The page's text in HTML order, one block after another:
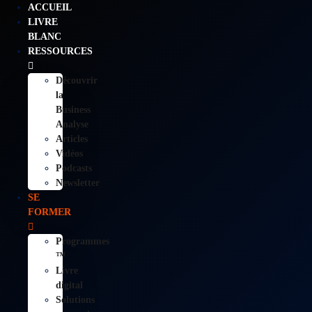
ACCUEIL
LIVRE
BLANC
RESSOURCES
Découvrir
la
Business
Analyse
Articles
Vidéos
Podcasts
Newsletter
SE
FORMER
Programmes
™
Livre
digital
Solutions